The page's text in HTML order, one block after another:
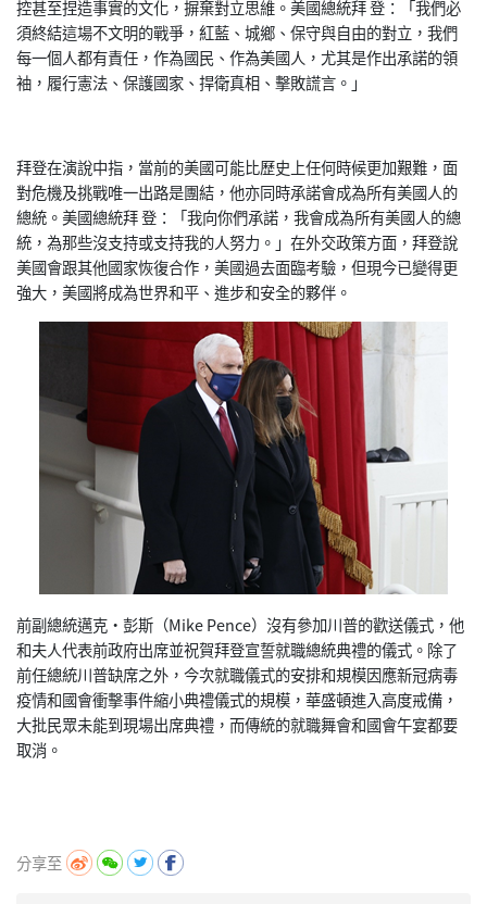
控甚至捏造事實的文化，摒棄對立思維。美國總統拜 登：「我們必
須終結這場不文明的戰爭，紅藍、城鄉、保守與自由的對立，我們
每一個人都有責任，作為國民、作為美國人，尤其是作出承諾的領
袖，履行憲法、保護國家、捍衛真相、擊敗謊言。」
拜登在演說中指，當前的美國可能比歷史上任何時候更加艱難，面
對危機及挑戰唯一出路是團結，他亦同時承諾會成為所有美國人的
總統。美國總統拜 登：「我向你們承諾，我會成為所有美國人的總
統，為那些沒支持或支持我的人努力。」在外交政策方面，拜登說
美國會跟其他國家恢復合作，美國過去面臨考驗，但現今已變得更
強大，美國將成為世界和平、進步和安全的夥伴。
前副總統邁克·彭斯（Mike Pence）沒有參加川普的歡送儀式，他
和夫人代表前政府出席並祝賀拜登宣誓就職總統典禮的儀式。除了
前任總統川普缺席之外，今次就職儀式的安排和規模因應新冠病毒
疫情和國會衝擊事件縮小典禮儀式的規模，華盛頓進入高度戒備，
大批民眾未能到現場出席典禮，而傳統的就職舞會和國會午宴都要
取消。
分享至